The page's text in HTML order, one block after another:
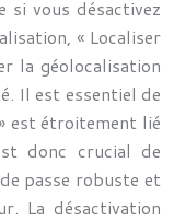
si vous désactivez
« Localiser
la géolocalisation
Il est essentiel de
est étroitement lié
donc crucial de
passe robuste et
La désactivation